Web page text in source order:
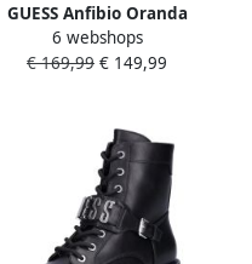
GUESS Anfibio Oranda
enkellaarsjes met 4G logo
en zwarte pioenroos
6 webshops
€ 169,99 € 149,99